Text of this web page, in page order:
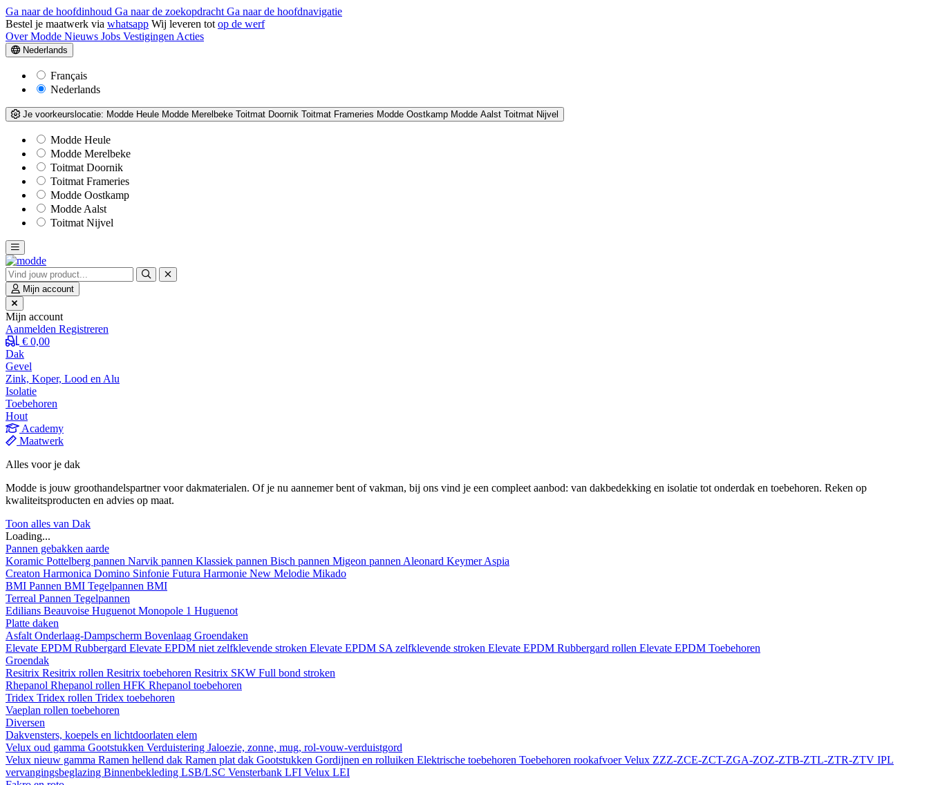
Ga naar de hoofdinhoud Ga naar de zoekopdracht Ga naar de hoofdnavigatie
Bestel je maatwerk via whatsapp Wij leveren tot op de werf
Over Modde Nieuws Jobs Vestigingen Acties
Nederlands
Français
Nederlands
Je voorkeurslocatie: Modde Heule Modde Merelbeke Toitmat Doornik Toitmat Frameries Modde Oostkamp Modde Aalst Toitmat Nijvel
Modde Heule
Modde Merelbeke
Toitmat Doornik
Toitmat Frameries
Modde Oostkamp
Modde Aalst
Toitmat Nijvel
Mijn account
Mijn account
Aanmelden Registreren
€ 0,00
Dak
Gevel
Zink, Koper, Lood en Alu
Isolatie
Toebehoren
Hout
Academy
Maatwerk
Alles voor je dak
Modde is jouw groothandelspartner voor dakmaterialen. Of je nu aannemer bent of vakman, bij ons vind je een compleet aanbod: van dakbedekking en isolatie tot onderdak en toebehoren. Reken op
kwaliteitsproducten en advies op maat.
Toon alles van Dak
Loading...
Pannen gebakken aarde
Koramic Pottelberg pannen Narvik pannen Klassiek pannen Bisch pannen Migeon pannen Aleonard KeymerAspia
Creaton Harmonica Domino Sinfonie Futura Harmonie New Melodie Mikado
BMI Pannen BMI Tegelpannen BMI
Terreal Pannen Tegelpannen
Edilians Beauvoise Huguenot Monopole 1 Huguenot
Platte daken
Asfalt Onderlaag-Dampscherm Bovenlaag Groendaken
Elevate EPDM Rubbergard Elevate EPDM niet zelfklevende stroken Elevate EPDM SA zelfklevende stroken Elevate EPDM Rubbergard rollen Elevate EPDM Toebehoren
Groendak
Resitrix Resitrix rollen Resitrix toebehoren Resitrix SKW Full bond stroken
Rhepanol Rhepanol rollen HFK Rhepanol toebehoren
Tridex Tridex rollen Tridex toebehoren
Vaeplan rollen toebehoren
Diversen
Dakvensters, koepels en lichtdoorlaten elem
Velux oud gamma Gootstukken Verduistering Jaloezie, zonne, mug, rol-vouw-verduistgord
Velux nieuw gamma Ramen hellend dak Ramen plat dak Gootstukken Gordijnen en rolluiken Elektrische toebehoren Toebehoren rookafvoerVelux ZZZ-ZCE-ZCT-ZGA-ZOZ-ZTB-ZTL-ZTR-ZTV IPL
vervangingsbeglazing Binnenbekleding LSB/LSC Vensterbank LFI Velux LEI